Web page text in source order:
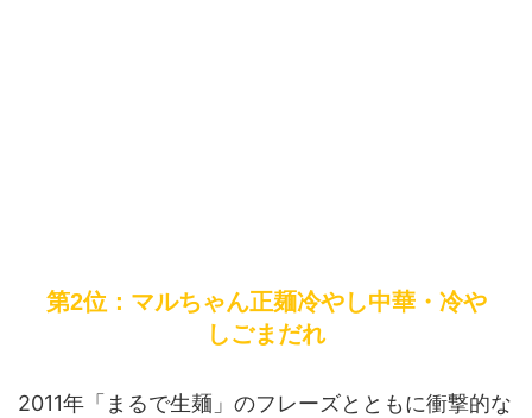
第2位：マルちゃん正麺冷やし中華・冷や
しごまだれ
2011年「まるで生麺」のフレーズとともに衝撃的な